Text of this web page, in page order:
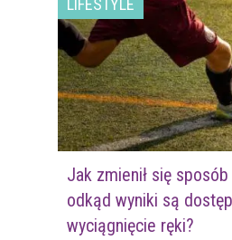
Jak zmienił się
odkąd wyniki są
wyciągnięcie ręki?